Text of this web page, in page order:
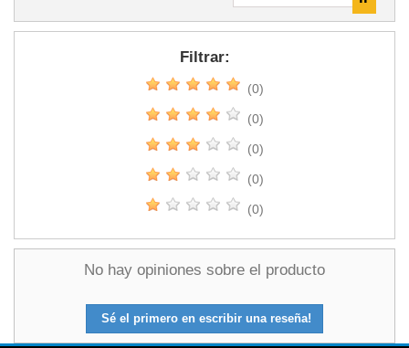
Filtrar:
(0)
(0)
(0)
(0)
(0)
No hay opiniones sobre el producto
Sé el primero en escribir una reseña!